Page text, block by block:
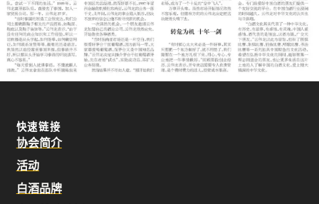
快速链接
协会简介
活动
白酒品牌